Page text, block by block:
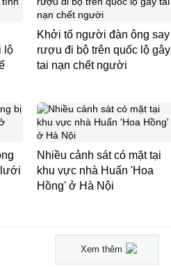
lộ
Khởi tố người đàn ông say
rượu đi bộ trên quốc lộ gây
tai nạn chết người
lưới
Nhiều cảnh sát có mặt tại
khu vực nhà Huấn 'Hoa
Hồng' ở Hà Nội
Xem thêm